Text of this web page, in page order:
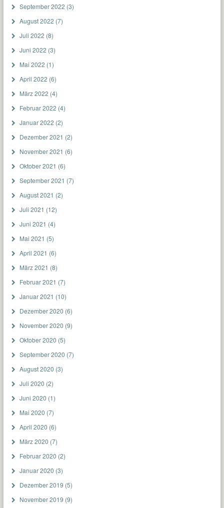
September 2022 (3)
August 2022 (7)
Juli 2022 (8)
Juni 2022 (3)
Mai 2022 (1)
April 2022 (6)
März 2022 (4)
Februar 2022 (4)
Januar 2022 (2)
Dezember 2021 (2)
November 2021 (6)
Oktober 2021 (6)
September 2021 (7)
August 2021 (2)
Juli 2021 (12)
Juni 2021 (4)
Mai 2021 (5)
April 2021 (6)
März 2021 (8)
Februar 2021 (7)
Januar 2021 (10)
Dezember 2020 (6)
November 2020 (9)
Oktober 2020 (5)
September 2020 (7)
August 2020 (3)
Juli 2020 (2)
Juni 2020 (1)
Mai 2020 (7)
April 2020 (6)
März 2020 (7)
Februar 2020 (2)
Januar 2020 (3)
Dezember 2019 (5)
November 2019 (9)